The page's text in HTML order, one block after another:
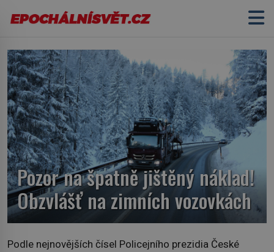
Pozor na špatně jištěný náklad!
Obzvlášť na zimních vozovkách
Podle nejnovějších čísel Policejního prezidia České